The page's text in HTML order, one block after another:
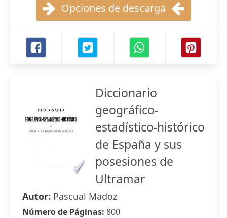
Opciones de descarga
Diccionario
geográfico-
estadístico-histórico
de España y sus
posesiones de
Ultramar
Autor: Pascual Madoz
Número de Páginas: 800